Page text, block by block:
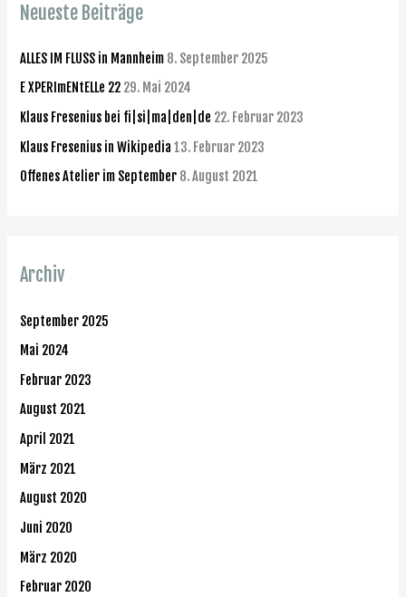
e
n
a
c
h
:
Neueste Beiträge
ALLES IM FLUSS in Mannheim 8. September 2025
E XPERImENtELLe 22 29. Mai 2024
Klaus Fresenius bei fi|si|ma|den|de 22. Februar 2023
Klaus Fresenius in Wikipedia 13. Februar 2023
Offenes Atelier im September 8. August 2021
Archiv
September 2025
Mai 2024
Februar 2023
August 2021
April 2021
März 2021
August 2020
Juni 2020
März 2020
Februar 2020